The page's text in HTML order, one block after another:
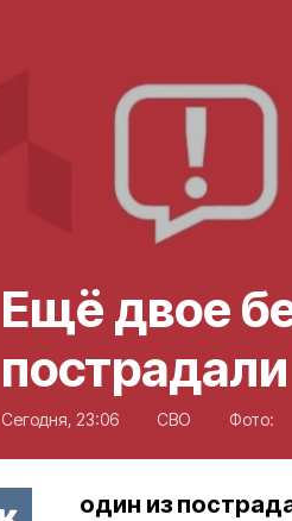
Ещё двое
Сегодня, 23:06 СВО Фото:
один из